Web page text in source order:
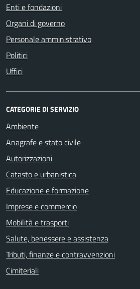
Enti e fondazioni
Organi di governo
Personale amministrativo
Politici
Uffici
CATEGORIE DI SERVIZIO
Ambiente
Anagrafe e stato civile
Autorizzazioni
Catasto e urbanistica
Educazione e formazione
Imprese e commercio
Mobilità e trasporti
Salute, benessere e assistenza
Tributi, finanze e contravvenzioni
Cimiteriali